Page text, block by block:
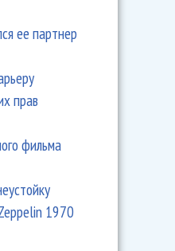
ее партнер
прав
фильма
1970